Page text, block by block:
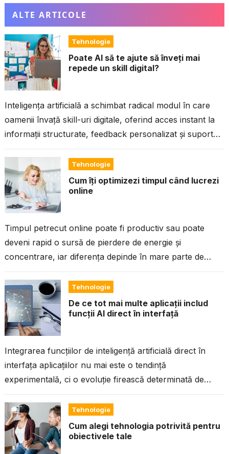
ALTE ARTICOLE
Tehnologie
Poate AI să te ajute să înveți mai
repede un skill digital?
Inteligența artificială a schimbat radical modul în care
oamenii învață skill-uri digitale, oferind acces instant la
informații structurate, feedback personalizat și suport
Tehnologie
Cum îți optimizezi timpul când lucrezi
online
Timpul petrecut online poate fi productiv sau poate
deveni rapid o sursă de pierdere de energie și
concentrare, iar diferența depinde în mare parte de
Tehnologie
De ce tot mai multe aplicații includ
funcții AI direct în interfață
Integrarea funcțiilor de inteligență artificială direct în
interfața aplicațiilor nu mai este o tendință
experimentală, ci o evoluție firească determinată de
experiențe...
Tehnologie
Cum alegi tehnologia potrivită pentru
obiectivele tale